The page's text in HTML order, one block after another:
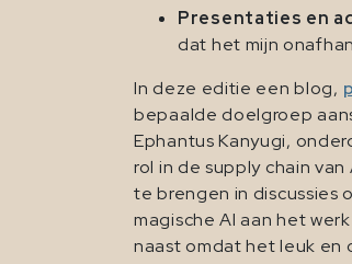
Presentaties en
dat het mijn
In deze editie een blog,
bepaalde doelgroep
Ephantus Kanyugi,
rol in de supply chain
te brengen in discussies
magische AI aan het
naast omdat het leuk en